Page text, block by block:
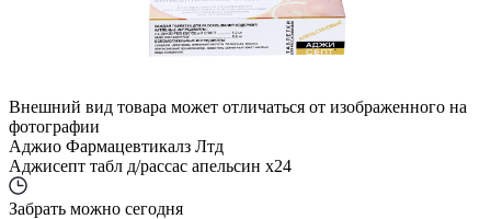
Внешний вид товара может отличаться от изображенного на
фотографии
Аджио Фармацевтикалз Лтд
Аджисепт табл д/рассас апельсин x24
Забрать можно сегодня